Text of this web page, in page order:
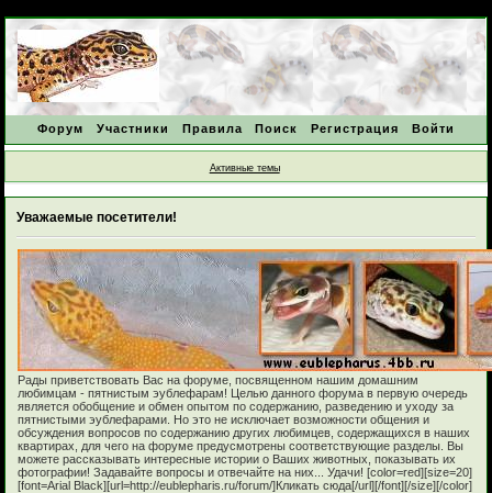
Форум Участники Правила Поиск Регистрация Войти
Активные темы
Уважаемые посетители!
Рады приветствовать Вас на форуме, посвященном нашим домашним
любимцам - пятнистым эублефарам! Целью данного форума в первую очередь
является обобщение и обмен опытом по содержанию, разведению и уходу за
пятнистыми эублефарами. Но это не исключает возможности общения и
обсуждения вопросов по содержанию других любимцев, содержащихся в наших
квартирах, для чего на форуме предусмотрены соответствующие разделы. Вы
можете рассказывать интересные истории о Ваших животных, показывать их
фотографии! Задавайте вопросы и отвечайте на них... Удачи! [color=red][size=20]
[font=Arial Black][url=http://eublepharis.ru/forum/]Кликать сюда[/url][/font][/size][/color]